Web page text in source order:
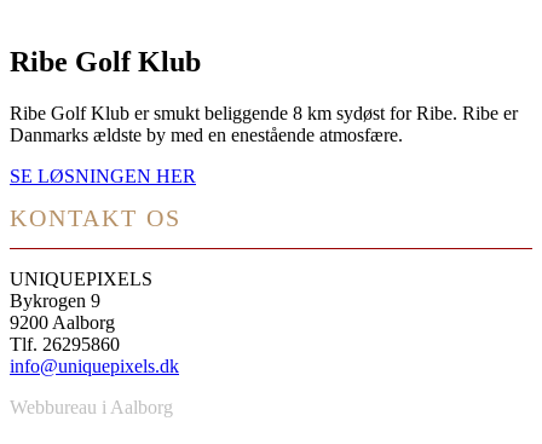
Ribe Golf Klub
Ribe Golf Klub er smukt beliggende 8 km sydøst for Ribe. Ribe er
Danmarks ældste by med en enestående atmosfære.
SE LØSNINGEN HER
KONTAKT OS
UNIQUEPIXELS
Bykrogen 9
9200 Aalborg
Tlf. 26295860
info@uniquepixels.dk
Webbureau i Aalborg